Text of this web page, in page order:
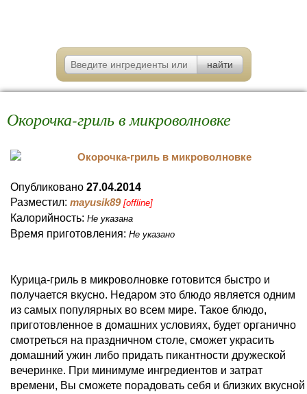
Окорочка-гриль в микроволновке
Опубликовано 27.04.2014
Разместил: mayusik89 [offline]
Калорийность: Не указана
Время приготовления: Не указано
Курица-гриль в микроволновке готовится быстро и
получается вкусно. Недаром это блюдо является одним
из самых популярных во всем мире. Такое блюдо,
приготовленное в домашних условиях, будет органично
смотреться на праздничном столе, сможет украсить
домашний ужин либо придать пикантности дружеской
вечеринке. При минимуме ингредиентов и затрат
времени, Вы сможете порадовать себя и близких вкусной